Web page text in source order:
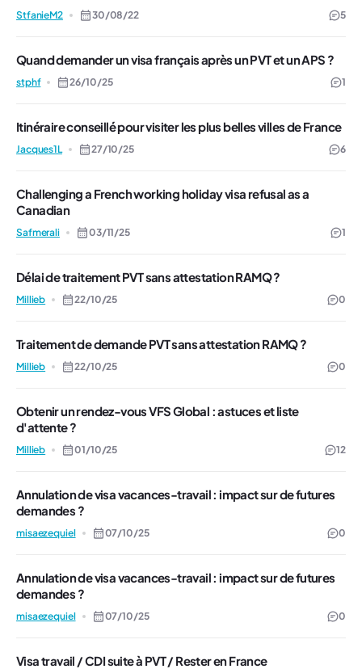
StfanieM2 30/08/22 5
Quand demander un visa français après un PVT et un APS ?
stphf 26/10/25 1
Itinéraire conseillé pour visiter les plus belles villes de France
Jacques1L 27/10/25 6
Challenging a French working holiday visa refusal as a
Canadian
Safmerali 03/11/25 1
Délai de traitement PVT sans attestation RAMQ ?
Millieb 22/10/25 0
Traitement de demande PVT sans attestation RAMQ ?
Millieb 22/10/25 0
Obtenir un rendez-vous VFS Global : astuces et liste
d'attente ?
Millieb 01/10/25 12
Annulation de visa vacances-travail : impact sur de futures
demandes ?
misaezequiel 07/10/25 0
Annulation de visa vacances-travail : impact sur de futures
demandes ?
misaezequiel 07/10/25 0
Visa travail / CDI suite à PVT / Rester en France